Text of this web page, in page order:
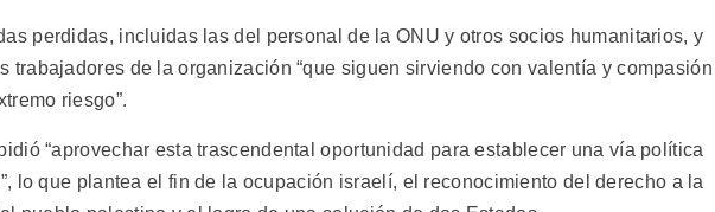
perdidas, incluidas las del personal de la ONU y otros socios humanitarios, y
trabajadores de la organización “que siguen sirviendo con valentía y compasión
riesgo”.
“aprovechar esta trascendental oportunidad para establecer una vía política
lo que plantea el fin de la ocupación israelí, el reconocimiento del derecho a la